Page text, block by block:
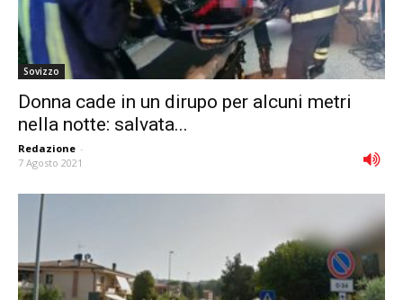
Sovizzo
Donna cade in un dirupo per alcuni metri
nella notte: salvata...
Redazione -
7 Agosto 2021